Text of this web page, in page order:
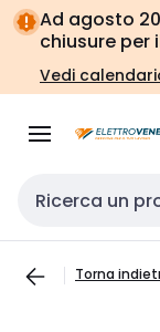
Vai alla
navigazione
Vai
alla
pagina
Ad agosto
chiusure per
Vedi
Cerca input
Torna